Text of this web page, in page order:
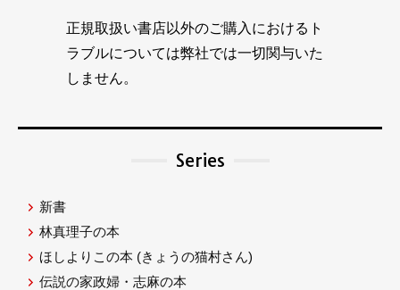
正規取扱い書店以外のご購入におけるト
ラブルについては弊社では一切関与いた
しません。
Series
新書
林真理子の本
ほしよりこの本 (きょうの猫村さん)
伝説の家政婦・志麻の本